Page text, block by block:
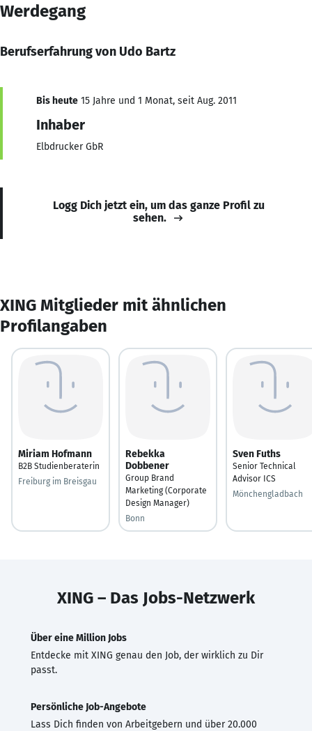
Werdegang
Berufserfahrung von Udo Bartz
Bis heute 15 Jahre und 1 Monat, seit Aug. 2011
Inhaber
Elbdrucker GbR
Logg Dich jetzt ein, um das ganze Profil zu
sehen.
XING Mitglieder mit ähnlichen
Profilangaben
Miriam Hofmann
B2B Studienberaterin
Freiburg im Breisgau
Rebekka
Dobbener
Group Brand
Marketing (Corporate
Design Manager)
Bonn
Sven Fuths
Senior Technical
Advisor ICS
Mönchengladbach
XING – Das Jobs-Netzwerk
Über eine Million Jobs
Entdecke mit XING genau den Job, der wirklich zu Dir
passt.
Persönliche Job-Angebote
Lass Dich finden von Arbeitgebern und über 20.000